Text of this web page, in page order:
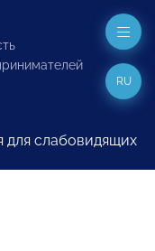
для слабовидящих
RU